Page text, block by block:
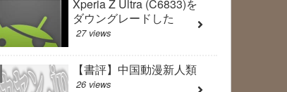
Xperia Z Ultra (C6833)を
ダウングレードした
27 views
【書評】中国動漫新人類
26 views